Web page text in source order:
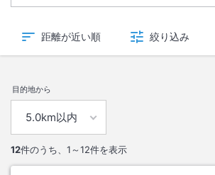
距離が近い順 絞り込み
目的地から
12件のうち、 1～12件を表示